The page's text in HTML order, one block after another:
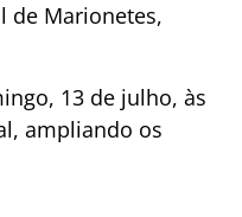
de Marionetes,
13 de julho, às
ampliando os